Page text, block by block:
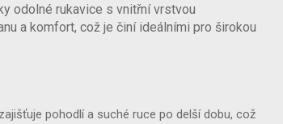
odolné rukavice s vnitřní vrstvou
a komfort, což je činí ideálními pro širokou
zajišťuje pohodlí a suché ruce po delší dobu, což